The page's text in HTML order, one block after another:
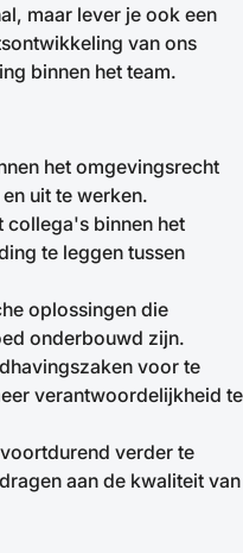
maar lever je ook een
van ons
binnen het team.
het omgevingsrecht
uit te werken.
collega's binnen het
te leggen tussen
oplossingen die
onderbouwd zijn.
voor te
verantwoordelijkheid te
verder te
aan de kwaliteit van